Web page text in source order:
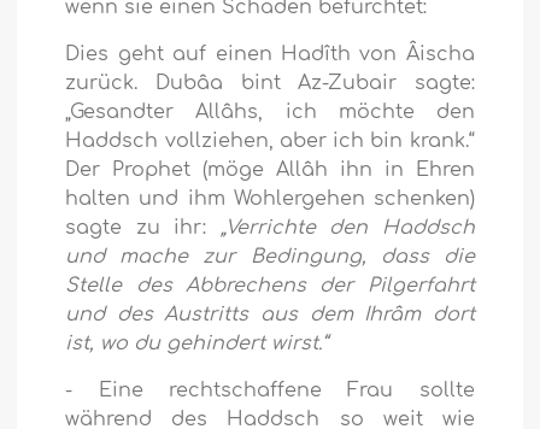
wenn sie einen Schaden befürchtet:
Dies geht auf einen Hadîth von Âischa
zurück. Dubâa bint Az-Zubair sagte:
„Gesandter Allâhs, ich möchte den
Haddsch vollziehen, aber ich bin krank.“
Der Prophet (möge Allâh ihn in Ehren
halten und ihm Wohlergehen schenken)
sagte zu ihr: „Verrichte den Haddsch
und mache zur Bedingung, dass die
Stelle des Abbrechens der Pilgerfahrt
und des Austritts aus dem Ihrâm dort
ist, wo du gehindert wirst.“
- Eine rechtschaffene Frau sollte
während des Haddsch so weit wie